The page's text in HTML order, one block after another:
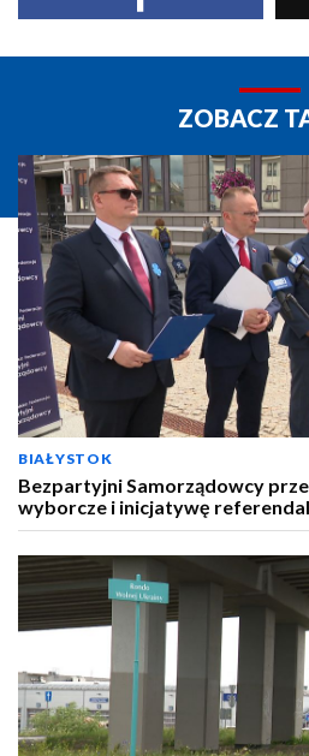
ZOBACZ
BIAŁYSTOK
Bezpartyjni Samorządowcy
wyborcze i inicjatywę